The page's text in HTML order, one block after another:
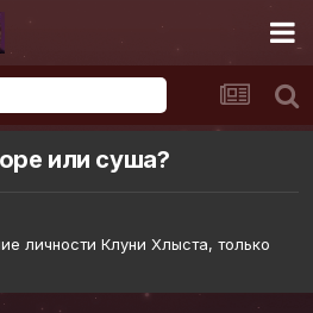
или суша?
личности Клуни Хлыста, только